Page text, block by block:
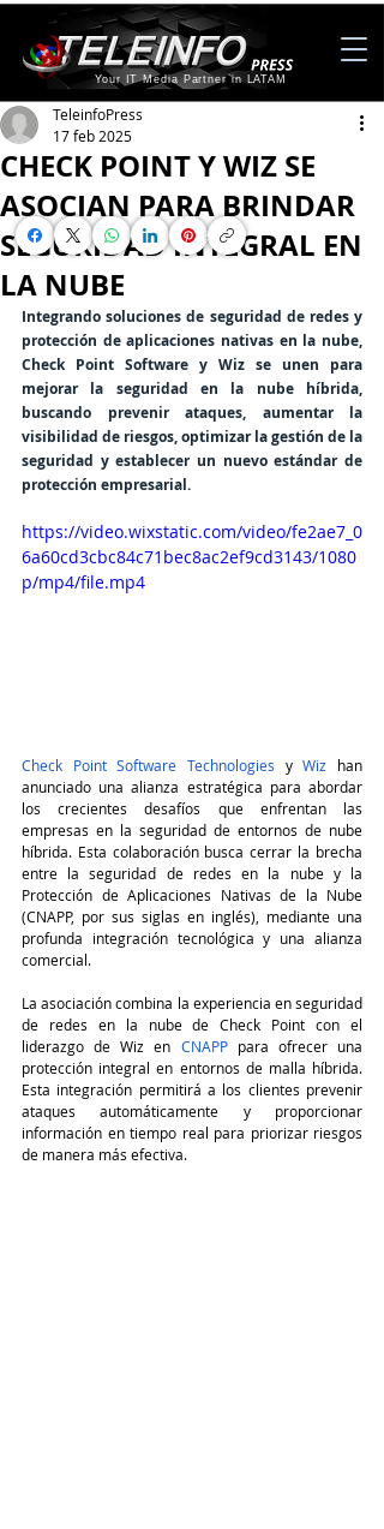
Your IT Media Partner in LATAM
CHECK POINT Y WIZ SE
ASOCIAN PARA BRINDAR
SEGURIDAD INTEGRAL EN
LA NUBE
TeleinfoPress
17 feb 2025
Integrando soluciones de seguridad de redes y
protección de aplicaciones nativas en la nube,
Check Point Software y Wiz se unen para
mejorar la seguridad en la nube híbrida,
buscando prevenir ataques, aumentar la
visibilidad de riesgos, optimizar la gestión de la
seguridad y establecer un nuevo estándar de
protección empresarial.
https://video.wixstatic.com/video/fe2ae7_0
6a60cd3cbc84c71bec8ac2ef9cd3143/1080
p/mp4/file.mp4
Check Point Software Technologies y Wiz han
anunciado una alianza estratégica para abordar
los crecientes desafíos que enfrentan las
empresas en la seguridad de entornos de nube
híbrida. Esta colaboración busca cerrar la brecha
entre la seguridad de redes en la nube y la
Protección de Aplicaciones Nativas de la Nube
(CNAPP, por sus siglas en inglés), mediante una
profunda integración tecnológica y una alianza
comercial.
La asociación combina la experiencia en seguridad
de redes en la nube de Check Point con el
liderazgo de Wiz en CNAPP para ofrecer una
protección integral en entornos de malla híbrida.
Esta integración permitirá a los clientes prevenir
ataques automáticamente y proporcionar
información en tiempo real para priorizar riesgos
de manera más efectiva.